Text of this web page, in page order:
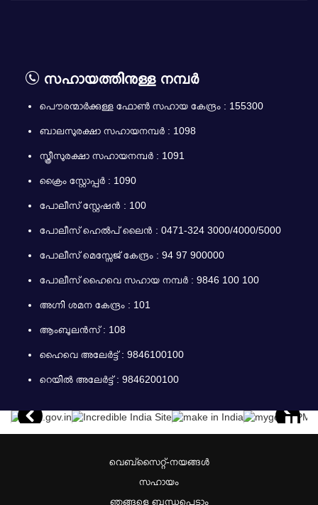
സഹായത്തിനുള്ള നമ്പർ
പൌരന്മാര്‍ക്കുള്ള ഫോണ്‍ സഹായ കേന്ദ്രം : 155300
ബാലസുരക്ഷാ സഹായനമ്പര്‍ : 1098
സ്ത്രീസുരക്ഷാ സഹായനമ്പര്‍ : 1091
ക്രൈം സ്റ്റോപ്പർ : 1090
പോലീസ് സ്റ്റേഷന്‍ : 100
പോലീസ് ഹെല്‍പ് ലൈന്‍ : 0471-324 3000/4000/5000
പോലീസ് മെസ്സേജ് കേന്ദ്രം : 94 97 900000
പോലീസ് ഹൈവെ സഹായ നമ്പര്‍ : 9846 100 100
അഗ്നി ശമന കേന്ദ്രം : 101
ആംബുലന്‍സ് : 108
ഹൈവെ അലേര്‍ട്ട് : 9846100100
റെയില്‍ അലേര്‍ട്ട് : 9846200100
വെബ്സൈറ്റ്-നയങ്ങള്‍
സഹായം
ഞങ്ങളെ ബന്ധപ്പെടാം